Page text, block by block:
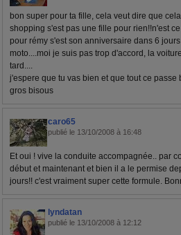
bon super pour ta fille, cela veut dire que
shopping s'est pas une fille pour rien!!n'est
pour rémy s'est son anniversaire dans 6
moto....moi je suis pas trop d'accord, la
tard....
j'espere que tu vas bien et que tout ce passe
gros bisous
caro65
publié le 13/10/2008 à 16:48
Et oui ! vive la conduite accompagnée.. par
début et maintenant et bien il a le permise
jours!! c'est vraiment super cette formule.
lyndatan
publié le 13/10/2008 à 12:12